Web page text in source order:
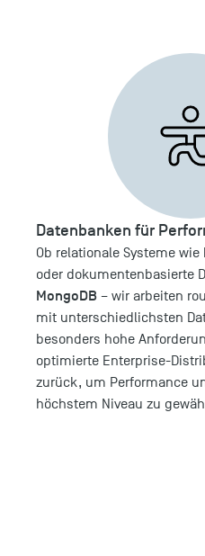
Datenbanken für
Ob relationale Systeme wie
oder dokumentenbasierte
MongoDB – wir arbeiten
mit unterschiedlichsten
besonders hohe
optimierte Enterprise-
zurück, um Performance
höchstem Niveau zu